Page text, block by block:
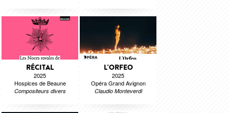
RÉCITAL
2025
Hospices de Beaune
Compositeurs divers
L'ORFEO
2025
Opéra Grand Avignon
Claudio Monteverdi